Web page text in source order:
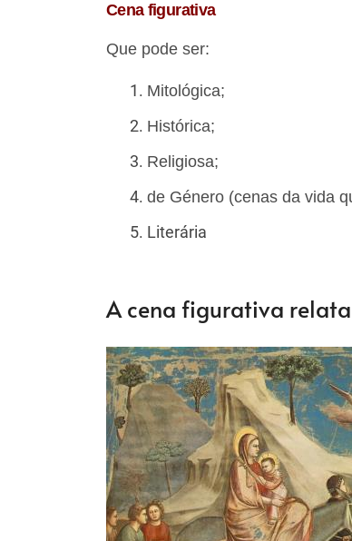
Cena figurativa
Que pode ser:
Mitológica;
Histórica;
Religiosa;
de Género (cenas da vida
Literária
A cena figurativa